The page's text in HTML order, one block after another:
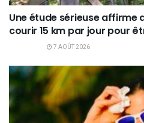
Une étude sérieuse affirme
courir 15 km par jour pour
7 AOÛT 2026